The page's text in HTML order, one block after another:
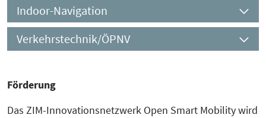
Indoor-Navigation
Verkehrstechnik/ÖPNV
Förderung
Das ZIM-Innovationsnetzwerk Open Smart Mobility wird